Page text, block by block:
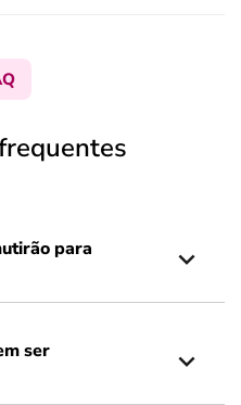
para
ser